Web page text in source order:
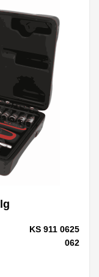
KS 911 0625
062